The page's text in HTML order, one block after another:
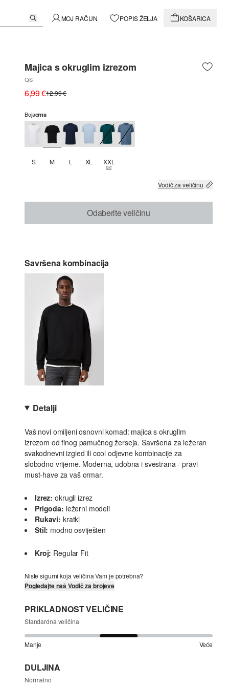
MOJ RAČUN POPIS ŽELJA KOŠARICA
Majica s okruglim izrezom
QS
6,99 €12,99 €
Bojacrna
S M L XL XXLTHIS SIZE IS CURRENTLY OUT OF STOCK
Vodič za veličinu
Odaberite veličinu
Savršena kombinacija
Detalji
Vaš novi omiljeni osnovni komad: majica s okruglim
izrezom od finog pamučnog žerseja. Savršena za ležeran
svakodnevni izgled ili cool odjevne kombinacije za
slobodno vrijeme. Moderna, udobna i svestrana - pravi
must-have za vaš ormar.
Izrez: okrugli izrez
Prigoda: ležerni modeli
Rukavi: kratki
Stil: modno osviješten
Kroj: Regular Fit
Niste sigurni koja veličina Vam je potrebna?
Pogledajte naš Vodič za brojeve
PRIKLADNOST VELIČINE
Standardna veličina
Manje Veće
DULJINA
Normalno